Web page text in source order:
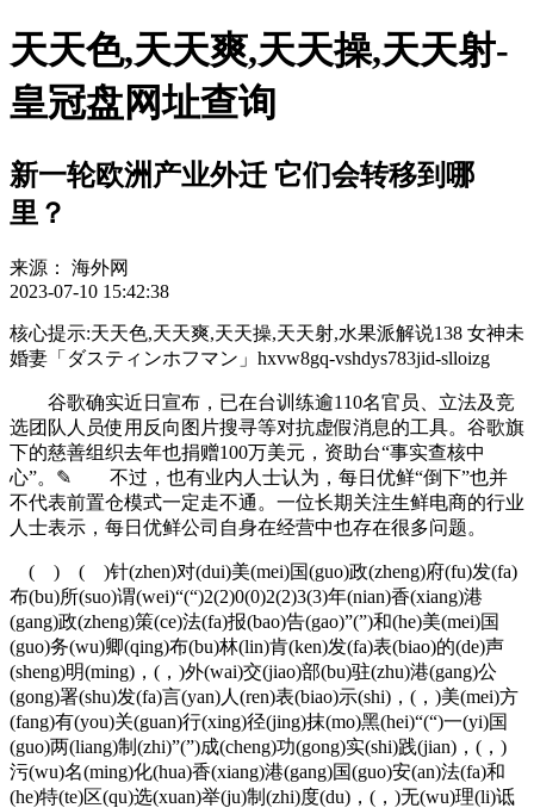
天天色,天天爽,天天操,天天射-
皇冠盘网址查询
新一轮欧洲产业外迁 它们会转移到哪
里？
来源：
海外网
2023-07-10 15:42:38
核心提示:天天色,天天爽,天天操,天天射,水果派解说138 女神未
婚妻「ダスティンホフマン」hxvw8gq-vshdys783jid-slloizg
谷歌确实近日宣布，已在台训练逾110名官员、立法及竞
选团队人员使用反向图片搜寻等对抗虚假消息的工具。谷歌旗
下的慈善组织去年也捐赠100万美元，资助台“事实查核中
心”。✎ 不过，也有业内人士认为，每日优鲜“倒下”也并
不代表前置仓模式一定走不通。一位长期关注生鲜电商的行业
人士表示，每日优鲜公司自身在经营中也存在很多问题。
( ) ( )针(zhen)对(dui)美(mei)国(guo)政(zheng)府(fu)发(fa)
布(bu)所(suo)谓(wei)“(“)2(2)0(0)2(2)3(3)年(nian)香(xiang)港
(gang)政(zheng)策(ce)法(fa)报(bao)告(gao)”(”)和(he)美(mei)国
(guo)务(wu)卿(qing)布(bu)林(lin)肯(ken)发(fa)表(biao)的(de)声
(sheng)明(ming)，(，)外(wai)交(jiao)部(bu)驻(zhu)港(gang)公
(gong)署(shu)发(fa)言(yan)人(ren)表(biao)示(shi)，(，)美(mei)方
(fang)有(you)关(guan)行(xing)径(jing)抹(mo)黑(hei)“(“)一(yi)国
(guo)两(liang)制(zhi)”(”)成(cheng)功(gong)实(shi)践(jian)，(，)
污(wu)名(ming)化(hua)香(xiang)港(gang)国(guo)安(an)法(fa)和
(he)特(te)区(qu)选(xuan)举(ju)制(zhi)度(du)，(，)无(wu)理(li)诋